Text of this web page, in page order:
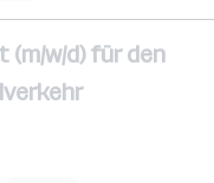
(m/w/d) für den